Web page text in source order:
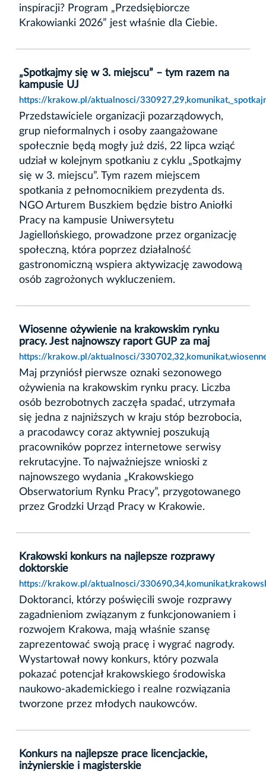
inspiracji? Program „Przedsiębiorcze
Krakowianki 2026” jest właśnie dla Ciebie.
„Spotkajmy się w 3. miejscu” – tym razem na
kampusie UJ
https://krakow.pl/aktualnosci/
Przedstawiciele organizacji pozarządowych,
grup nieformalnych i osoby zaangażowane
społecznie będą mogły już dziś, 22 lipca wziąć
udział w kolejnym spotkaniu z cyklu „Spotkajmy
się w 3. miejscu”. Tym razem miejscem
spotkania z pełnomocnikiem prezydenta ds.
NGO Arturem Buszkiem będzie bistro Aniołki
Pracy na kampusie Uniwersytetu
Jagiellońskiego, prowadzone przez organizację
społeczną, która poprzez działalność
gastronomiczną wspiera aktywizację zawodową
osób zagrożonych wykluczeniem.
Wiosenne ożywienie na krakowskim rynku
pracy. Jest najnowszy raport GUP za maj
https://krakow.pl/aktualnosci/
Maj przyniósł pierwsze oznaki sezonowego
ożywienia na krakowskim rynku pracy. Liczba
osób bezrobotnych zaczęła spadać, utrzymała
się jedna z najniższych w kraju stóp bezrobocia,
a pracodawcy coraz aktywniej poszukują
pracowników poprzez internetowe serwisy
rekrutacyjne. To najważniejsze wnioski z
najnowszego wydania „Krakowskiego
Obserwatorium Rynku Pracy”, przygotowanego
przez Grodzki Urząd Pracy w Krakowie.
Krakowski konkurs na najlepsze rozprawy
doktorskie
https://krakow.pl/aktualnosci/
Doktoranci, którzy poświęcili swoje rozprawy
zagadnieniom związanym z funkcjonowaniem i
rozwojem Krakowa, mają właśnie szansę
zaprezentować swoją pracę i wygrać nagrody.
Wystartował nowy konkurs, który pozwala
pokazać potencjał krakowskiego środowiska
naukowo-akademickiego i realne rozwiązania
tworzone przez młodych naukowców.
Konkurs na najlepsze prace licencjackie,
inżynierskie i magisterskie